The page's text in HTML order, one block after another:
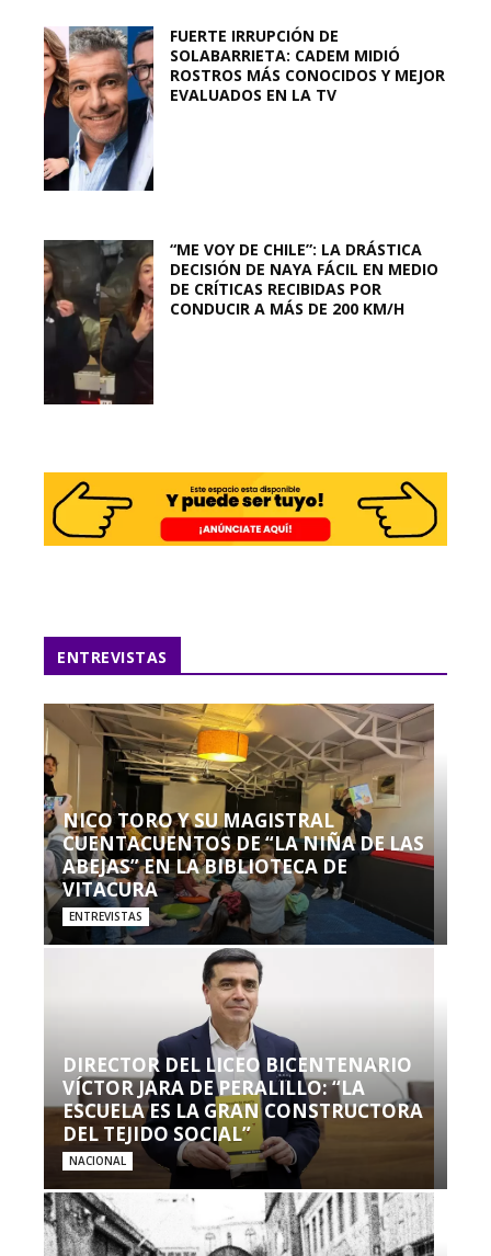
FUERTE IRRUPCIÓN DE
SOLABARRIETA: CADEM MIDIÓ
ROSTROS MÁS CONOCIDOS Y MEJOR
EVALUADOS EN LA TV
“ME VOY DE CHILE”: LA DRÁSTICA
DECISIÓN DE NAYA FÁCIL EN MEDIO
DE CRÍTICAS RECIBIDAS POR
CONDUCIR A MÁS DE 200 KM/H
ENTREVISTAS
NICO TORO Y SU MAGISTRAL
CUENTACUENTOS DE “LA NIÑA DE LAS
ABEJAS” EN LA BIBLIOTECA DE
VITACURA
ENTREVISTAS
DIRECTOR DEL LICEO BICENTENARIO
VÍCTOR JARA DE PERALILLO: “LA
ESCUELA ES LA GRAN CONSTRUCTORA
DEL TEJIDO SOCIAL”
NACIONAL